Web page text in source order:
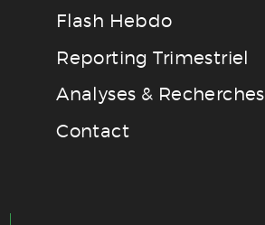
Flash Hebdo
Reporting Trimestriel
Analyses & Recherches
Contact